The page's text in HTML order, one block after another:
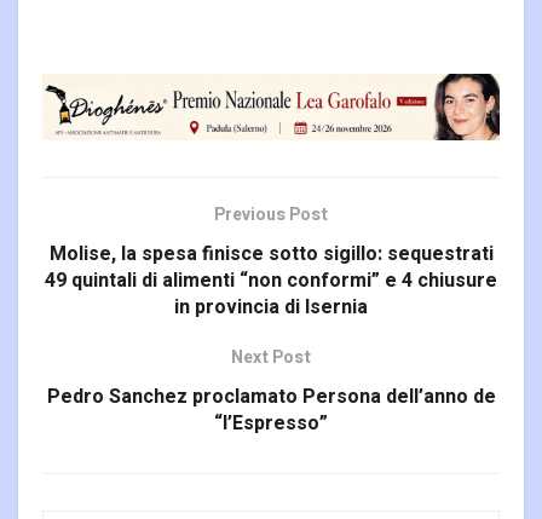
Previous Post
Molise, la spesa finisce sotto sigillo: sequestrati
49 quintali di alimenti “non conformi” e 4 chiusure
in provincia di Isernia
Next Post
Pedro Sanchez proclamato Persona dell’anno de
“l’Espresso”